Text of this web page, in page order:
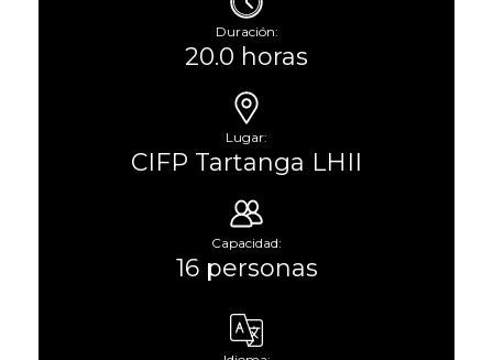
Duración:
20.0 horas
Lugar:
CIFP Tartanga LHII
Capacidad:
16 personas